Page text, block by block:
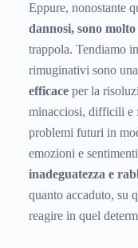
Eppure, nonostante
dannosi, sono
trappola. Tendiamo
rimuginativi sono
efficace per la
minacciosi, difficili e
problemi futuri in
emozioni e
inadeguatezza e
quanto accaduto, su
reagire in quel